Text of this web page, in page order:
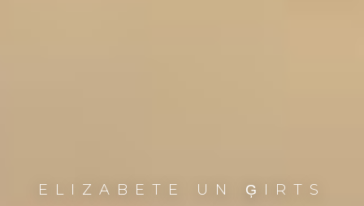
ELIZABETE UN ĢIRTS